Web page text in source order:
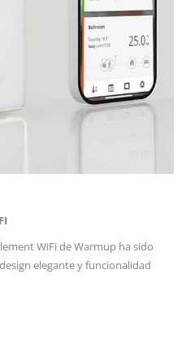
WiFi de Warmup ha sido
elegante y funcionalidad